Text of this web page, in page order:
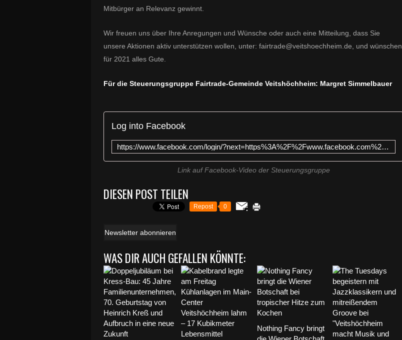
Mitbürger an Relevanz gewinnt.
Wir freuen uns über Ihre Anregungen und Wünsche oder auch eine Mitteilung, dass Sie
unsere Aktionen aktiv unterstützen wollen, unter: fairtrade@veitshoechheim.de, und wünschen
für 2021 alles Gute.
Für die Steuerungsgruppe Fairtrade-Gemeinde Veitshöchheim: Margret Simmelbauer
Log into Facebook
https://www.facebook.com/login/?next=https%3A%2F%2Fwww.facebook.com%2Ffairtrade.veitshoechheim%2Fvideos%2F802784173640058
Link auf Facebook-Video der Steuerungsgruppe
DIESEN POST TEILEN
Repost 0
Newsletter abonnieren
WAS DIR AUCH GEFALLEN KÖNNTE:
Nothing Fancy bringt